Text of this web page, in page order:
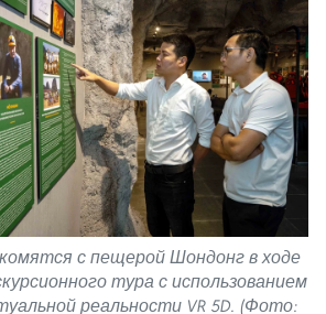
с пещерой Шондонг в ходе
тура с использованием
реальности VR 5D. (Фото: